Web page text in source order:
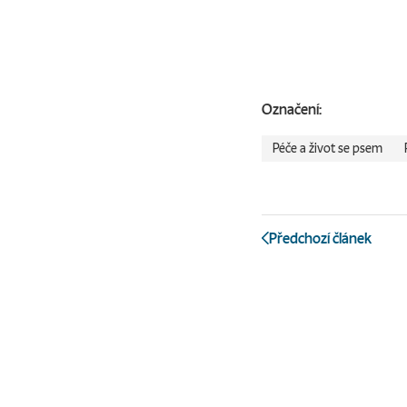
Označení:
Péče a život se psem
Předchozí článek